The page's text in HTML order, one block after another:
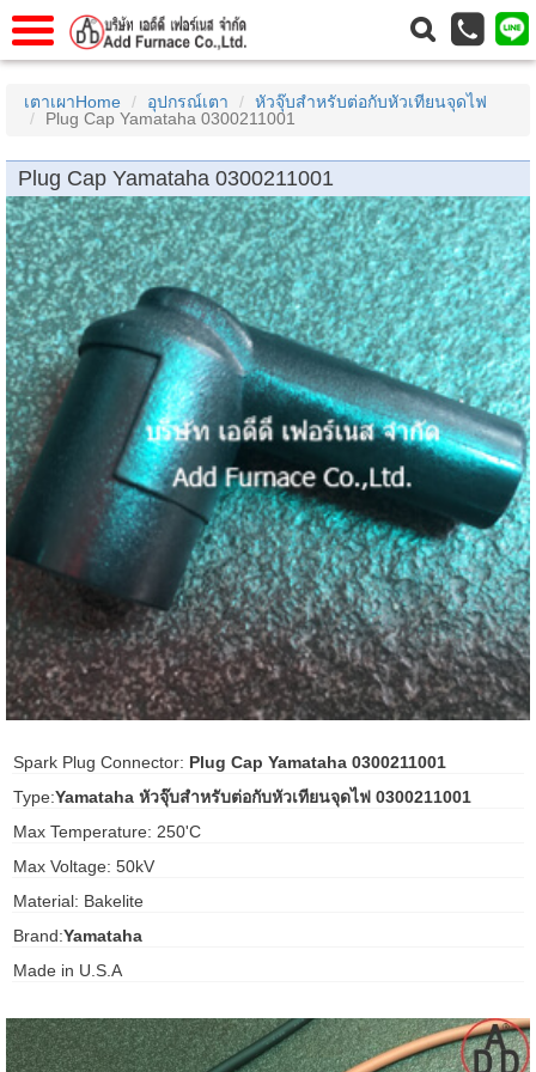
บเราAbout Us
รService
เราContact Us
anello
schroder
เตาเผาHome อุปกรณ์เตา
หัวจุ๊บสำหรับต่อกับหัวเทียนจุดไฟ
Plug Cap Yamataha 0300211001
Plug Cap Yamataha 0300211001
Spark Plug Connector: Plug Cap Yamataha 0300211001
Type:Yamataha หัวจุ๊บสำหรับต่อกับหัวเทียนจุดไฟ 0300211001
Max Temperature: 250'C
Max Voltage: 50kV
Material: Bakelite
Brand:Yamataha
Made in U.S.A